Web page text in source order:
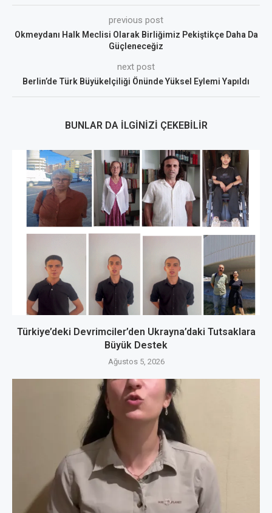
previous post
Okmeydanı Halk Meclisi Olarak Birliğimiz Pekiştikçe Daha Da
Güçleneceğiz
next post
Berlin’de Türk Büyükelçiliği Önünde Yüksel Eylemi Yapıldı
BUNLAR DA İLGINIZI ÇEKEBILIR
Türkiye’deki Devrimciler’den Ukrayna’daki Tutsaklara
Büyük Destek
Ağustos 5, 2026